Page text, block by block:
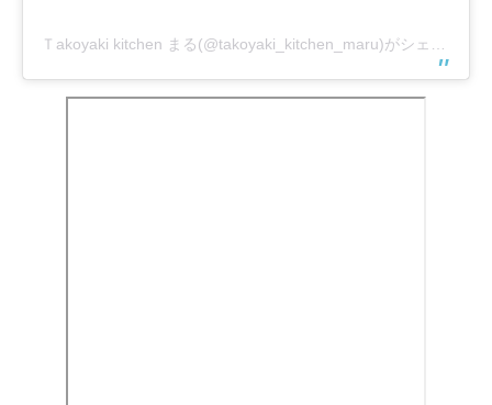
Ｔakoyaki kitchen まる(@takoyaki_kitchen_maru)がシェアした投稿